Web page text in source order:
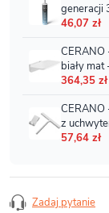
Zadaj pytanie